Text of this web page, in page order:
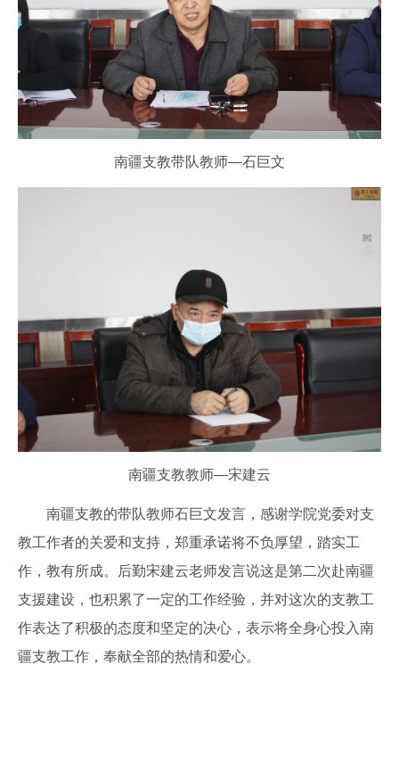
南疆支教带队教师—石巨文
南疆支教教师—宋建云
南疆支教的带队教师石巨文发言，感谢学院党委对支
教工作者的关爱和支持，郑重承诺将不负厚望，踏实工
作，教有所成。后勤宋建云老师发言说这是第二次赴南疆
支援建设，也积累了一定的工作经验，并对这次的支教工
作表达了积极的态度和坚定的决心，表示将全身心投入南
疆支教工作，奉献全部的热情和爱心。